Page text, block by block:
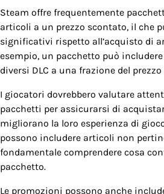
Steam offre frequentemente
articoli a un prezzo scontato, il che
significativi rispetto all’acquisto di
esempio, un pacchetto può
diversi DLC a una frazione del
I giocatori dovrebbero valutare
pacchetti per assicurarsi di
migliorano la loro esperienza di
possono includere articoli non
fondamentale comprendere cosa
pacchetto.
Le promozioni possono anche